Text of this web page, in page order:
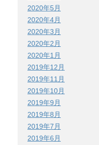
2020年5月
2020年4月
2020年3月
2020年2月
2020年1月
2019年12月
2019年11月
2019年10月
2019年9月
2019年8月
2019年7月
2019年6月